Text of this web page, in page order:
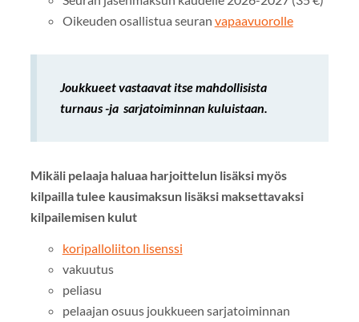
Oikeuden osallistua seuran vapaavuorolle
Joukkueet vastaavat itse mahdollisista
turnaus -ja sarjatoiminnan kuluistaan.
Mikäli pelaaja haluaa harjoittelun lisäksi myös
kilpailla tulee kausimaksun lisäksi maksettavaksi
kilpailemisen kulut
koripalloliiton lisenssi
vakuutus
peliasu
pelaajan osuus joukkueen sarjatoiminnan